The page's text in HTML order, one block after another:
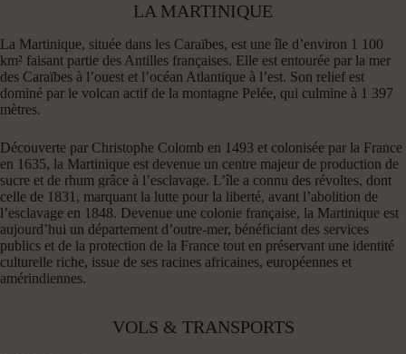
LA MARTINIQUE
La Martinique, située dans les Caraïbes, est une île d’environ 1 100
km² faisant partie des Antilles françaises. Elle est entourée par la mer
des Caraïbes à l’ouest et l’océan Atlantique à l’est. Son relief est
dominé par le volcan actif de la montagne Pelée, qui culmine à 1 397
mètres.
Découverte par Christophe Colomb en 1493 et colonisée par la France
en 1635, la Martinique est devenue un centre majeur de production de
sucre et de rhum grâce à l’esclavage. L’île a connu des révoltes, dont
celle de 1831, marquant la lutte pour la liberté, avant l’abolition de
l’esclavage en 1848. Devenue une colonie française, la Martinique est
aujourd’hui un département d’outre-mer, bénéficiant des services
publics et de la protection de la France tout en préservant une identité
culturelle riche, issue de ses racines africaines, européennes et
amérindiennes.
VOLS & TRANSPORTS